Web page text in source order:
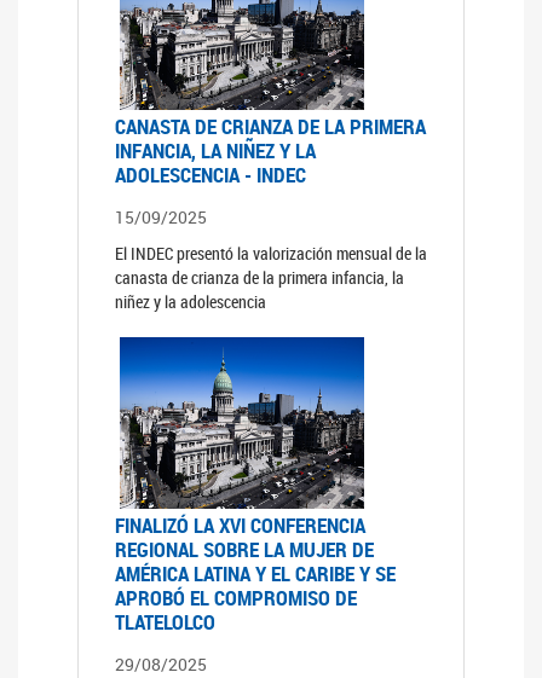
CANASTA DE CRIANZA DE LA PRIMERA
INFANCIA, LA NIÑEZ Y LA
ADOLESCENCIA - INDEC
15/09/2025
El INDEC presentó la valorización mensual de la
canasta de crianza de la primera infancia, la
niñez y la adolescencia
FINALIZÓ LA XVI CONFERENCIA
REGIONAL SOBRE LA MUJER DE
AMÉRICA LATINA Y EL CARIBE Y SE
APROBÓ EL COMPROMISO DE
TLATELOLCO
29/08/2025